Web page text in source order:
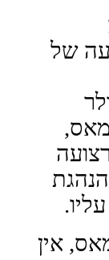
של
דולר
אין